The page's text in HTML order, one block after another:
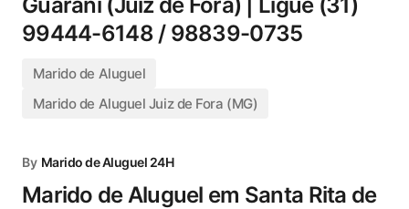
99444-6148 / 98839-0735
Marido de Aluguel
Marido de Aluguel Juiz de Fora (MG)
By Marido de Aluguel 24H
Marido de Aluguel em Santa Rita de